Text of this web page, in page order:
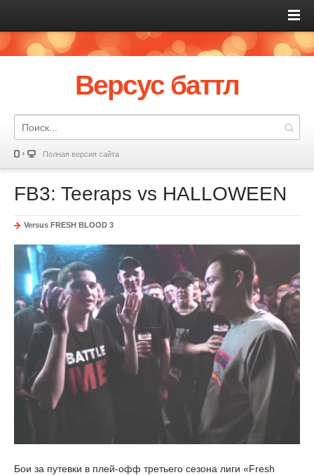
Версус баттл
Полная версия сайта
FB3: Teeraps vs HALLOWEEN
Versus FRESH BLOOD 3
Бои за путевки в плей-офф третьего сезона лиги «Fresh